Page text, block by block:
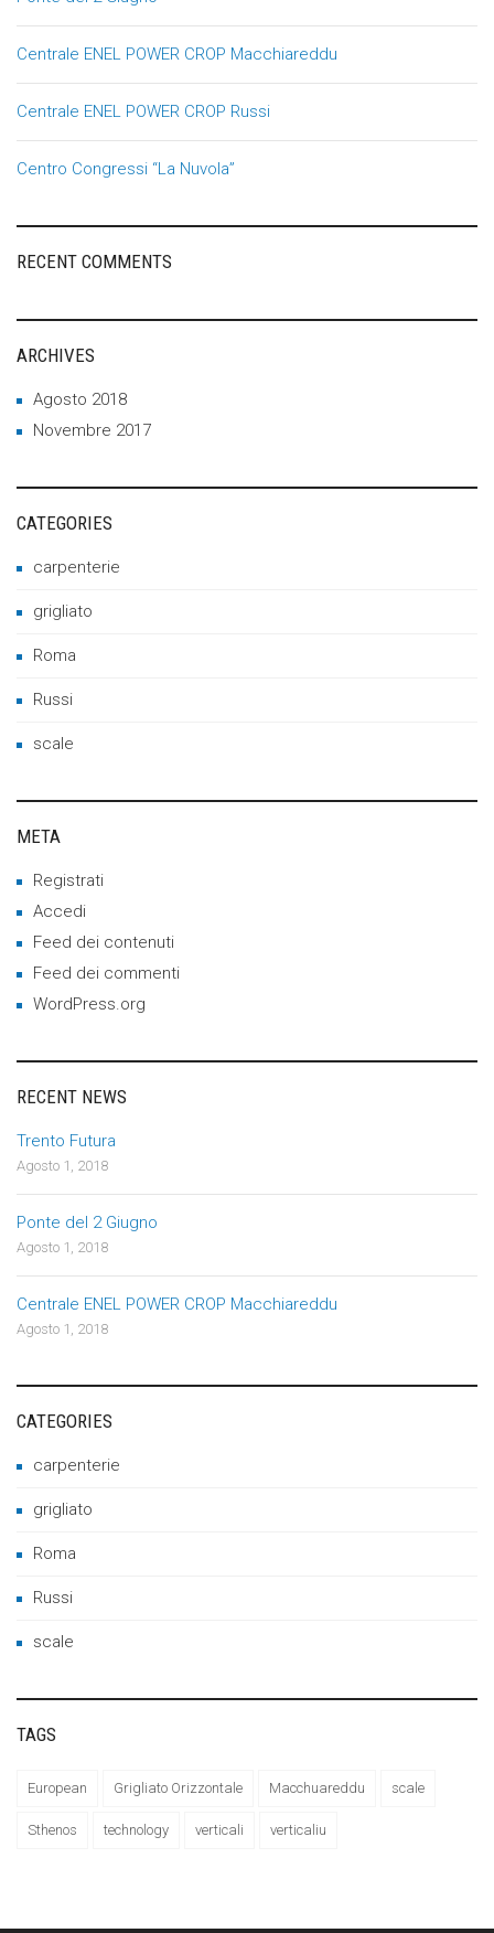
Centrale ENEL POWER CROP Macchiareddu
Centrale ENEL POWER CROP Russi
Centro Congressi “La Nuvola”
RECENT COMMENTS
ARCHIVES
Agosto 2018
Novembre 2017
CATEGORIES
carpenterie
grigliato
Roma
Russi
scale
META
Registrati
Accedi
Feed dei contenuti
Feed dei commenti
WordPress.org
RECENT NEWS
Trento Futura
Agosto 1, 2018
Ponte del 2 Giugno
Agosto 1, 2018
Centrale ENEL POWER CROP Macchiareddu
Agosto 1, 2018
CATEGORIES
carpenterie
grigliato
Roma
Russi
scale
TAGS
European Grigliato Orizzontale Macchuareddu scale
Sthenos technology verticali verticaliu